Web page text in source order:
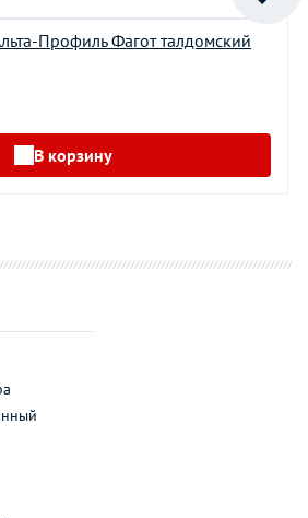
Профиль Фагот талдомский
В корзину